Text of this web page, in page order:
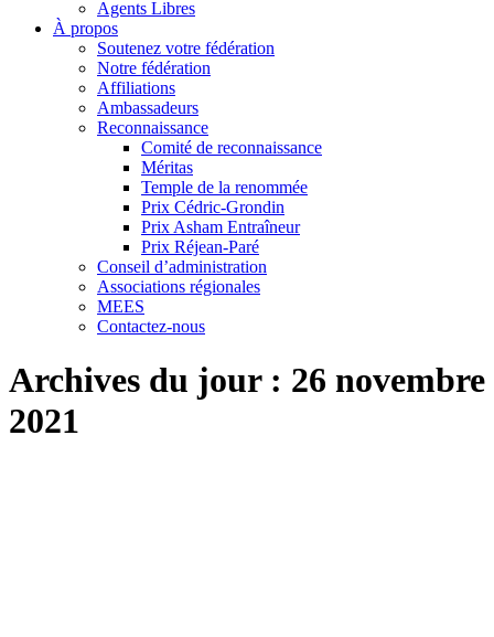
Agents Libres
À propos
Soutenez votre fédération
Notre fédération
Affiliations
Ambassadeurs
Reconnaissance
Comité de reconnaissance
Méritas
Temple de la renommée
Prix Cédric-Grondin
Prix Asham Entraîneur
Prix Réjean-Paré
Conseil d’administration
Associations régionales
MEES
Contactez-nous
Archives du jour : 26 novembre
2021